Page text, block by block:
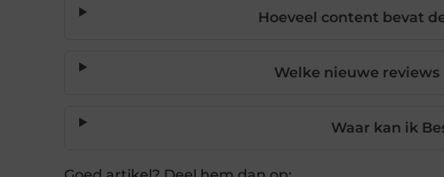
Hoeveel content bevat
Welke nieuwe
Waar kan ik